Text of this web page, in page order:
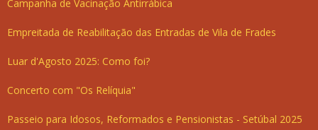
Campanha de Vacinação Antirrábica
Empreitada de Reabilitação das Entradas de Vila de Frades
Luar d'Agosto 2025: Como foi?
Concerto com "Os Relíquia"
Passeio para Idosos, Reformados e Pensionistas - Setúbal 2025